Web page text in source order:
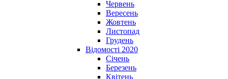
Червень
Вересень
Жовтень
Листопад
Грудень
Відомості 2020
Січень
Березень
Квітень